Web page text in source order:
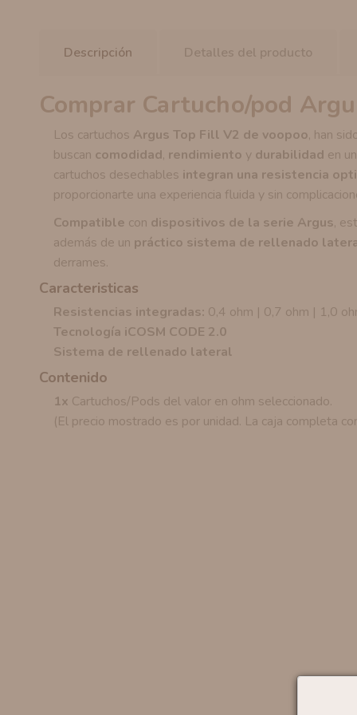
Descripción Detalles del producto
Comprar Cartucho/pod
Los cartuchos Argus Top Fill V2 de voopoo, han
buscan comodidad, rendimiento y durabilidad en
cartuchos desechables integran una resistencia
proporcionarte una experiencia fluida y sin
Compatible con dispositivos de la serie Argus,
además de un práctico sistema de rellenado
derrames.
Caracteristicas
Resistencias integradas: 0,4 ohm | 0,7 ohm | 1,0
Tecnología iCOSM CODE 2.0
Sistema de rellenado lateral
Contenido
1x Cartuchos/Pods del valor en ohm seleccionado.
(El precio mostrado es por unidad. La caja completa